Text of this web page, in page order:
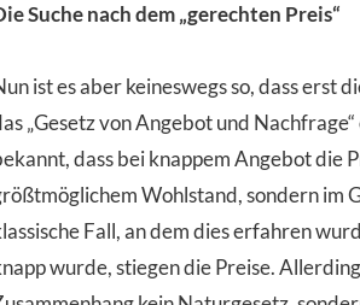
Suche nach dem „gerechten Preis“
ist es aber keineswegs so, dass erst
„Gesetz von Angebot und
dass bei knappem Angebot die
Wohlstand, sondern im
Fall, an dem dies erfahren
wurde, stiegen die Preise.